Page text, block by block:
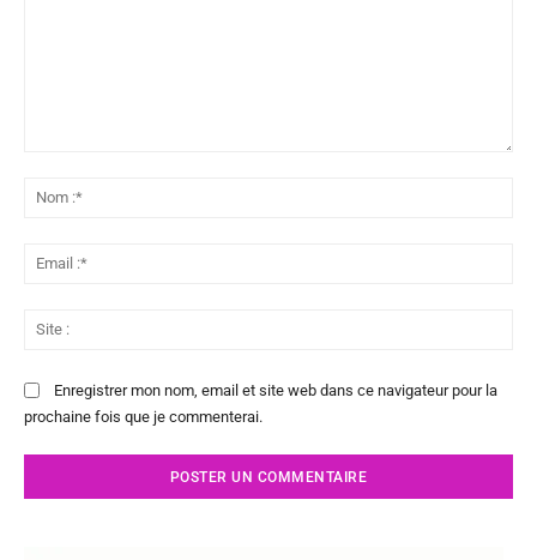
Enregistrer mon nom, email et site web dans ce navigateur pour la
prochaine fois que je commenterai.